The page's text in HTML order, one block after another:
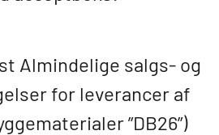
Almindelige salgs- og
for leverancer af
”DB26”)